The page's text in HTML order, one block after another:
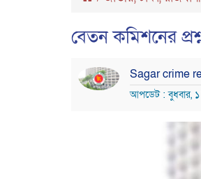
বেতন কমিশনের
Sagar crime
আপডেট : বুধবার,